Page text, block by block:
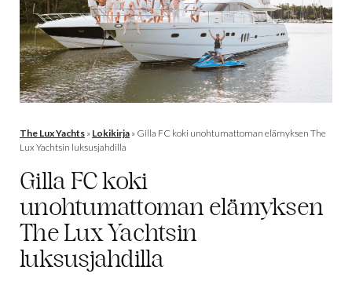
The Lux Yachts » Lokikirja » Gilla FC koki unohtumattoman elämyksen The
Lux Yachtsin luksusjahdilla
Gilla FC koki
unohtumattoman elämyksen
The Lux Yachtsin
luksusjahdilla